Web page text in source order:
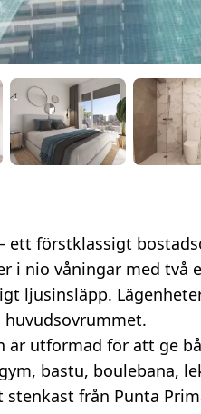
ett förstklassigt
i nio våningar med
ljusinsläpp.
utformad för att ge
bastu, boulebana,
från Punta